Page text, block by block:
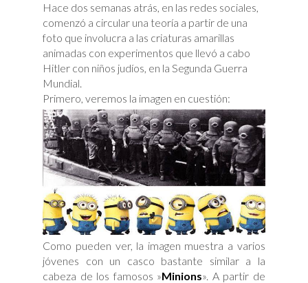
sobre
la
teoría
los
Nazis’’?
Hace dos semanas atrás, en las redes sociales,
comenzó a circular una teoría a partir de una
foto que involucra a las criaturas amarillas
animadas con experimentos que llevó a cabo
Hitler con niños judíos, en la Segunda Guerra
Mundial.
Primero, veremos la imagen en cuestión:
Como pueden ver, la imagen muestra a varios
jóvenes con un casco bastante similar a la
cabeza de los famosos »Minions». A partir de